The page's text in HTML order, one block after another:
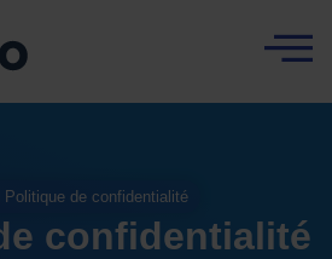
Politique de confidentialité
confidentialité